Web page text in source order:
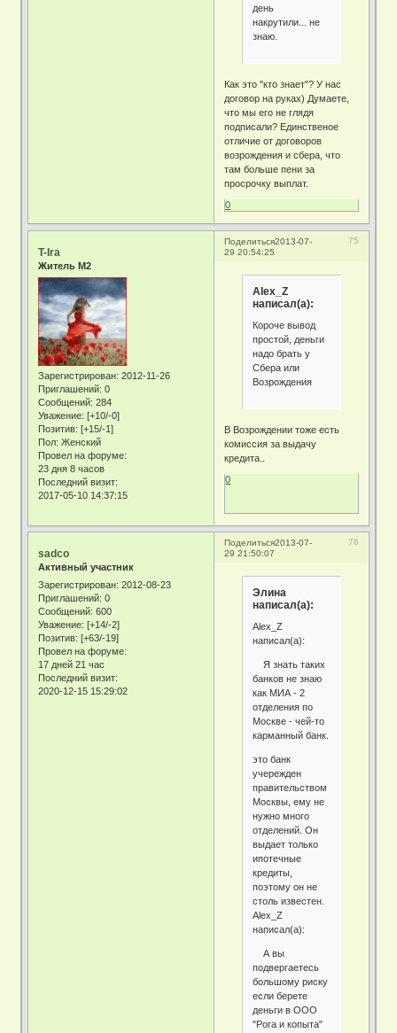
день
накрутили... не
знаю.
Как это "кто знает"? У нас
договор на руках) Думаете,
что мы его не глядя
подписали? Единственое
отличие от договоров
возрождения и сбера, что
там больше пени за
просрочку выплат.
0
Поделиться 75
2013-07-
29 20:54:25
T-Ira
Житель М2
Зарегистрирован: 2012-11-26
Приглашений: 0
Сообщений: 284
Уважение: [+10/-0]
Позитив: [+15/-1]
Пол: Женский
Провел на форуме:
23 дня 8 часов
Последний визит:
2017-05-10 14:37:15
Alex_Z
написал(а):
Короче вывод
простой, деньги
надо брать у
Сбера или
Возрождения
В Возрождении тоже есть
комиссия за выдачу
кредита..
0
Поделиться 76
2013-07-
29 21:50:07
sadco
Активный участник
Зарегистрирован: 2012-08-23
Приглашений: 0
Сообщений: 600
Уважение: [+14/-2]
Позитив: [+63/-19]
Провел на форуме:
17 дней 21 час
Последний визит:
2020-12-15 15:29:02
Элина
написал(а):
Alex_Z
написал(а):
Я знать таких
банков не знаю
как МИА - 2
отделения по
Москве - чей-то
карманный банк.
это банк
учережден
правительством
Москвы, ему не
нужно много
отделений. Он
выдает только
ипотечные
кредиты,
поэтому он не
столь известен.
Alex_Z
написал(а):
А вы
подвергаетесь
большому риску
если берете
деньги в ООО
"Рога и копыта"